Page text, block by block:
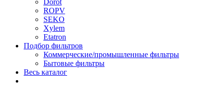
Dorot
ROPV
SEKO
Xylem
Etatron
Подбор фильтров
Коммерческие/промышленные фильтры
Бытовые фильтры
Весь каталог